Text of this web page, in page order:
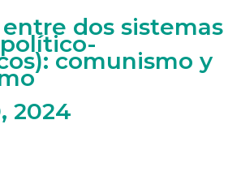
dos sistemas
comunismo y
2024